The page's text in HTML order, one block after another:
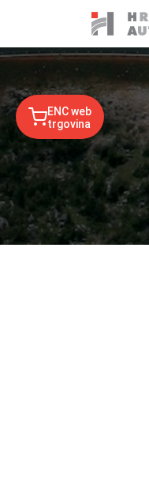
ENC web
trgovina